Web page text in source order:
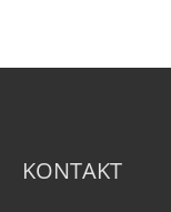
KONTAKT